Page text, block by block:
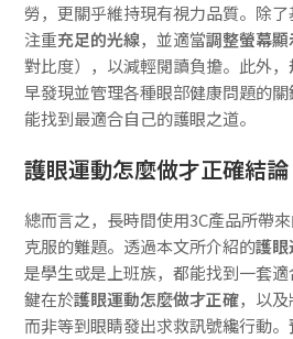
勞，更關乎維持現有視力品質。除
注重充足的光線，並適當調整螢幕顯
對比度），以減輕閱讀負擔。此外，
早發現並管理各種眼部健康問題的
能找到最適合自己的護眼之道。
護眼運動怎麼做才正確結論
總而言之，長時間使用3C產品所帶
克服的難題。透過本文所介紹的護
是學生或是上班族，都能找到一套
鍵在於護眼運動怎麼做才正確，以及
而非等到眼睛發出求救訊號纔行動。